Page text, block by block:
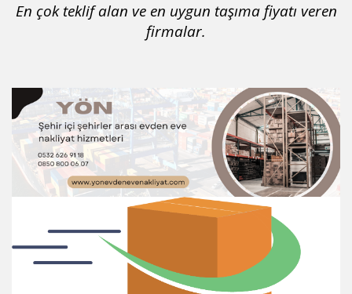
En çok teklif alan ve en uygun taşıma fiyatı veren
firmalar.